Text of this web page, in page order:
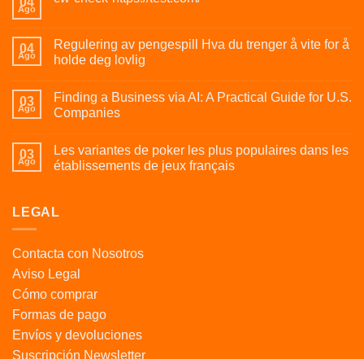
Ago
04
Ago
Regulering av pengespill Hva du trenger å vite for å
holde deg lovlig
03
Ago
Finding a Business via AI: A Practical Guide for U.S.
Companies
03
Ago
Les variantes de poker les plus populaires dans les
établissements de jeux français
LEGAL
Contacta con Nosotros
Aviso Legal
Cómo comprar
Formas de pago
Envíos y devoluciones
Suscripción Newsletter